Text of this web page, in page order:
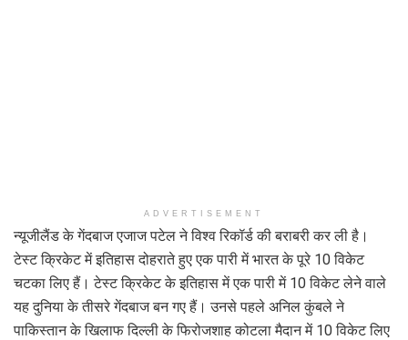
ADVERTISEMENT
न्यूजीलैंड के गेंदबाज एजाज पटेल ने विश्व रिकॉर्ड की बराबरी कर ली है।
टेस्ट क्रिकेट में इतिहास दोहराते हुए एक पारी में भारत के पूरे 10 विकेट
चटका लिए हैं। टेस्ट क्रिकेट के इतिहास में एक पारी में 10 विकेट लेने वाले
यह दुनिया के तीसरे गेंदबाज बन गए हैं। उनसे पहले अनिल कुंबले ने
पाकिस्तान के खिलाफ दिल्ली के फिरोजशाह कोटला मैदान में 10 विकेट लिए